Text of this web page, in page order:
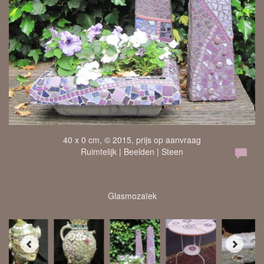
40 x 0 cm, © 2015, prijs op aanvraag
Ruimtelijk | Beelden | Steen
Glasmozaïek